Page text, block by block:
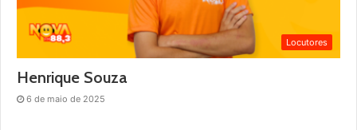
Locutores
Henrique Souza
6 de maio de 2025